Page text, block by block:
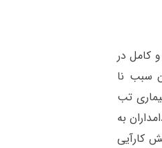
کامل در
سبب نا
تب
به
کارآیی